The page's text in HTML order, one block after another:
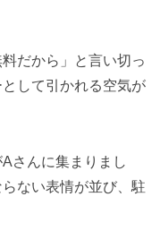
だから」と言い切っ
して引かれる空気が
さんに集まりまし
ない表情が並び、駐